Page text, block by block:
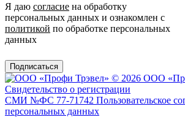
Я даю согласие на обработку
персональных данных и ознакомлен с
политикой по обработке персональных
данных
Подписаться
© 2026 ООО
Свидетельство о регистрации
СМИ №ФС 77-71742 Пользовательское
персональных данных